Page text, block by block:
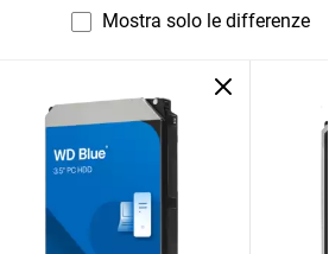
Mostra solo le differenze